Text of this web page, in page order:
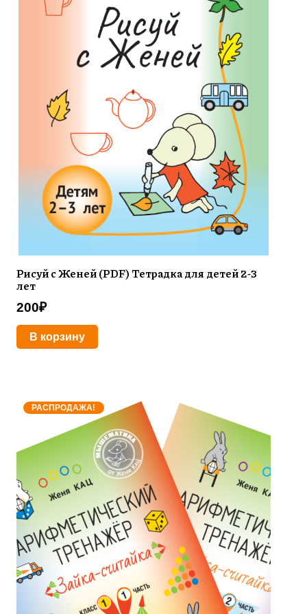
Рисуй с Женей (PDF) Тетрадка для детей 2-3
лет
200₽
В корзину
РАСПРОДАЖА!